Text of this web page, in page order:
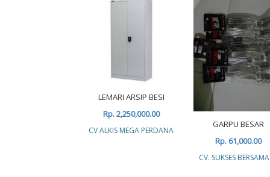
LEMARI ARSIP BESI
Rp. 2,250,000.00
CV ALKIS MEGA PERDANA
GARPU BESAR
Rp. 61,000.00
CV. SUKSES